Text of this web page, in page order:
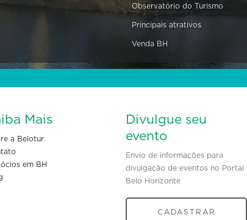
Observatório do Turismo
Principais atrativos
Venda BH
Mais
a Belotur
em BH
Divulgue seu
evento
Envio de informações para
divulgação de eventos no Portal
Belo Horizonte
CADASTRAR